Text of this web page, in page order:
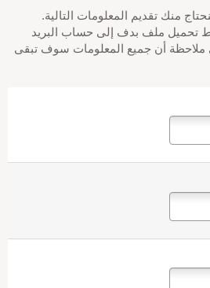
منك تقديم المعلومات التالية.
تحميل ملف بدف إلى حساب البريد
ملاحظة أن جميع المعلومات سوف تبقى